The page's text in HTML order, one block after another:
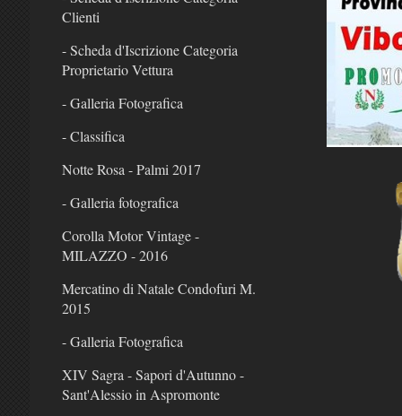
Clienti
- Scheda d'Iscrizione Categoria
Proprietario Vettura
- Galleria Fotografica
- Classifica
Notte Rosa - Palmi 2017
- Galleria fotografica
Corolla Motor Vintage -
MILAZZO - 2016
Mercatino di Natale Condofuri M.
2015
- Galleria Fotografica
XIV Sagra - Sapori d'Autunno -
Sant'Alessio in Aspromonte